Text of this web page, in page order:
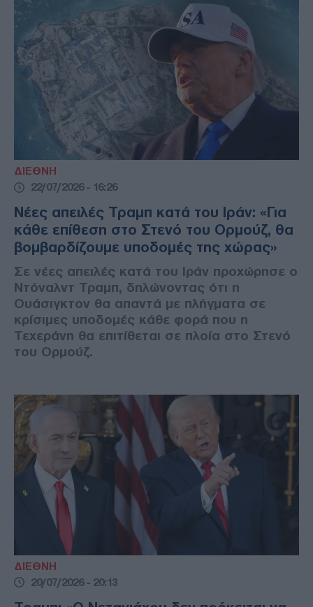
ΔΙΕΘΝΗ
22/07/2026 - 16:26
Νέες απειλές Τραμπ κατά του Ιράν: «Για
κάθε επίθεση στο Στενό του Ορμούζ, θα
βομβαρδίζουμε υποδομές της χώρας»
Σε νέες απειλές κατά του Ιράν προχώρησε ο
Ντόναλντ Τραμπ, δηλώνοντας ότι η
Ουάσιγκτον θα απαντά με πλήγματα σε
κρίσιμες υποδομές κάθε φορά που η
Τεχεράνη θα επιτίθεται σε πλοία στο Στενό
του Ορμούζ.
ΔΙΕΘΝΗ
20/07/2026 - 20:13